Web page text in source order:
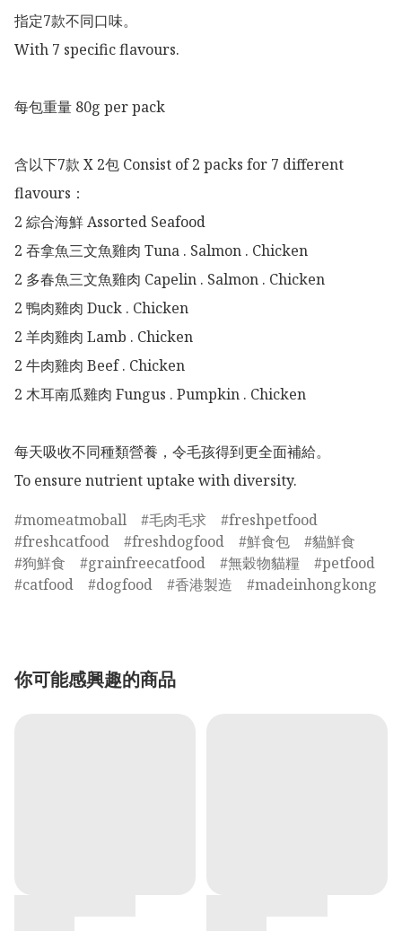
指定7款不同口味。
With 7 specific flavours.
每包重量 80g per pack
含以下7款 X 2包 Consist of 2 packs for 7 different
flavours：
2 綜合海鮮 Assorted Seafood
2 吞拿魚三文魚雞肉 Tuna . Salmon . Chicken
2 多春魚三文魚雞肉 Capelin . Salmon . Chicken
2 鴨肉雞肉 Duck . Chicken
2 羊肉雞肉 Lamb . Chicken
2 牛肉雞肉 Beef . Chicken
2 木耳南瓜雞肉 Fungus . Pumpkin . Chicken
每天吸收不同種類營養，令毛孩得到更全面補給。
To ensure nutrient uptake with diversity.
momeatmoball
毛肉毛求
freshpetfood
freshcatfood
freshdogfood 鮮食包
貓鮮食
狗鮮食
grainfreecatfood 無穀物貓糧
petfood
catfood
dogfood 香港製造 madeinhongkong
你可能感興趣的商品